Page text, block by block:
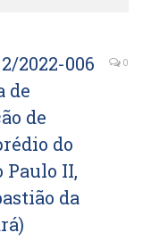
2022-006
de
de
do
Paulo II,
da
0